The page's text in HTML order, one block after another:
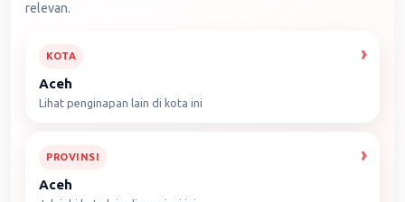
relevan.
KOTA
Aceh
Lihat penginapan lain di kota ini
PROVINSI
Aceh